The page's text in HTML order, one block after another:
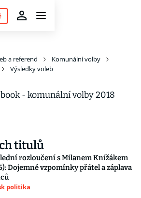
a referend
Komunální volby
Výsledky voleb
titulů
rozloučení s Milanem Knížákem
Dojemné vzpomínky přátel a záplava
politika